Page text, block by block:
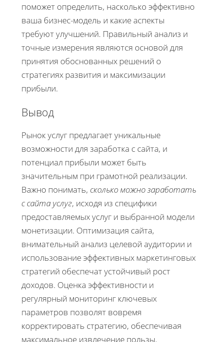
поможет определить, насколько эффективно
ваша бизнес-модель и какие аспекты
требуют улучшений. Правильный анализ и
точные измерения являются основой для
принятия обоснованных решений о
стратегиях развития и максимизации
прибыли.
Вывод
Рынок услуг предлагает уникальные
возможности для заработка с сайта, и
потенциал прибыли может быть
значительным при грамотной реализации.
Важно понимать, сколько можно заработать
с сайта услуг, исходя из специфики
предоставляемых услуг и выбранной модели
монетизации. Оптимизация сайта,
внимательный анализ целевой аудитории и
использование эффективных маркетинговых
стратегий обеспечат устойчивый рост
доходов. Оценка эффективности и
регулярный мониторинг ключевых
параметров позволят вовремя
корректировать стратегию, обеспечивая
максимальное извлечение пользы.